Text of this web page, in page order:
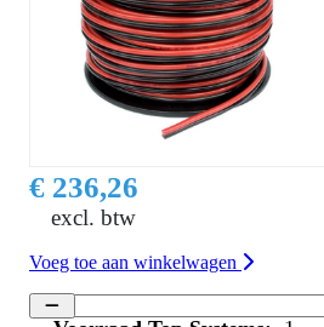
€ 236,26
excl. btw
Voeg toe aan winkelwagen